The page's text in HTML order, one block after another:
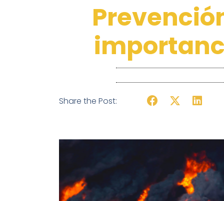
Share the Post: